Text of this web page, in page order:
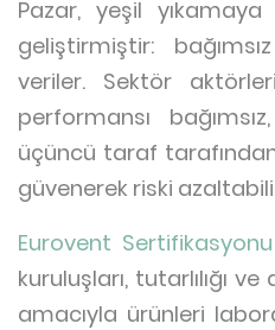
Pazar, yeşil
geliştirmiştir:
veriler. Sektör
performansı
üçüncü taraf
güvenerek riski
Eurovent Sertifikasyonu
kuruluşları, tutarlılığı
amacıyla ürünleri